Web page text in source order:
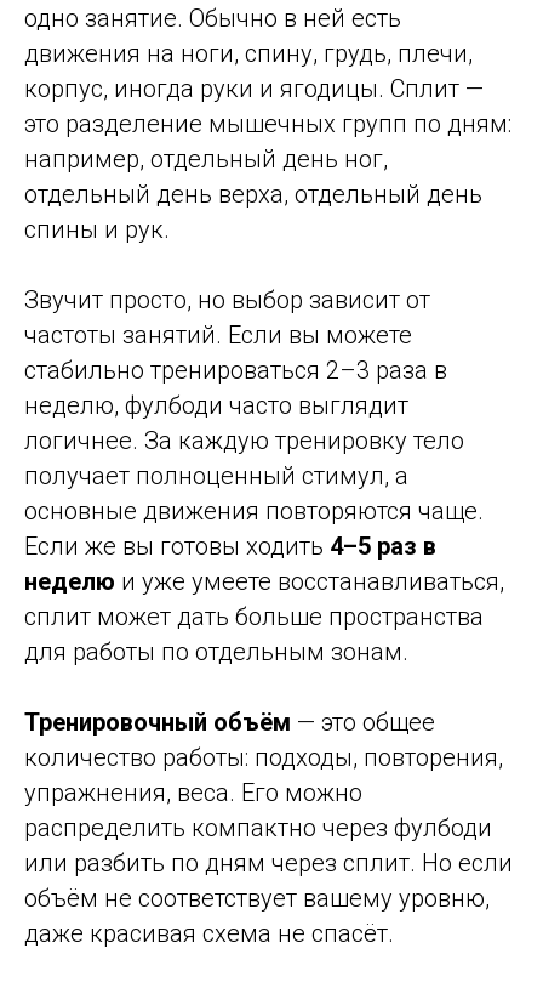
одно занятие. Обычно в ней есть
движения на ноги, спину, грудь, плечи,
корпус, иногда руки и ягодицы. Сплит —
это разделение мышечных групп по дням:
например, отдельный день ног,
отдельный день верха, отдельный день
спины и рук.
Звучит просто, но выбор зависит от
частоты занятий. Если вы можете
стабильно тренироваться 2–3 раза в
неделю, фулбоди часто выглядит
логичнее. За каждую тренировку тело
получает полноценный стимул, а
основные движения повторяются чаще.
Если же вы готовы ходить 4–5 раз в
неделю и уже умеете восстанавливаться,
сплит может дать больше пространства
для работы по отдельным зонам.
Тренировочный объём — это общее
количество работы: подходы, повторения,
упражнения, веса. Его можно
распределить компактно через фулбоди
или разбить по дням через сплит. Но если
объём не соответствует вашему уровню,
даже красивая схема не спасёт.